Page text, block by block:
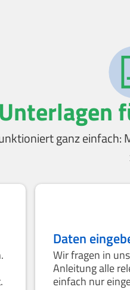
Unterlagen
ganz
Daten
Wir fragen in
Anleitung alle
einfach nur